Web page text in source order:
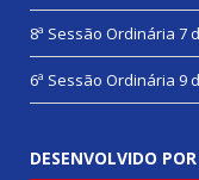
8ª Sessão Ordinária 7
6ª Sessão Ordinária 9
DESENVOLVIDO